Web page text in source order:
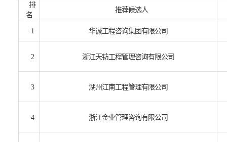
排
名
推荐候选人
1 华诚工程咨询集团有限公司
2 浙江天钫工程管理咨询有限公司
3 湖州江南工程管理有限公司
4 浙江金业管理咨询有限公司